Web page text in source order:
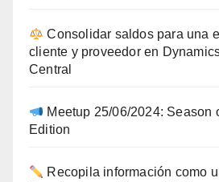
Consolidar saldos para una
cliente y proveedor en
Central
Meetup 25/06/2024: Season
Edition
Recopila información como